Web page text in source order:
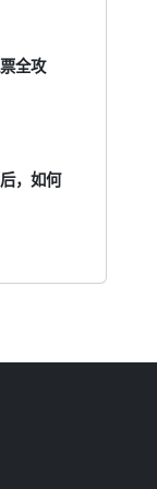
全攻
，如何